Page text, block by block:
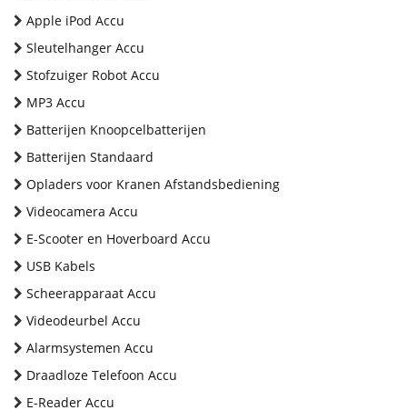
Apple iPod Accu
Sleutelhanger Accu
Stofzuiger Robot Accu
MP3 Accu
Batterijen Knoopcelbatterijen
Batterijen Standaard
Opladers voor Kranen Afstandsbediening
Videocamera Accu
E-Scooter en Hoverboard Accu
USB Kabels
Scheerapparaat Accu
Videodeurbel Accu
Alarmsystemen Accu
Draadloze Telefoon Accu
E-Reader Accu